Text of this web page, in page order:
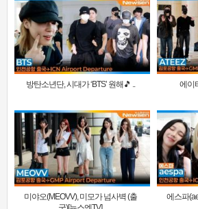
방탄소년단, 시대가 ‘BTS’ 원해🎵 .. 에이
미야오(MEOVV), 미모가 넘사벽 (출
에스파